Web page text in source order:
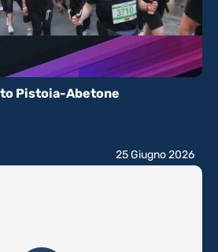
Pistoia-Abetone
25 Giugno 2026